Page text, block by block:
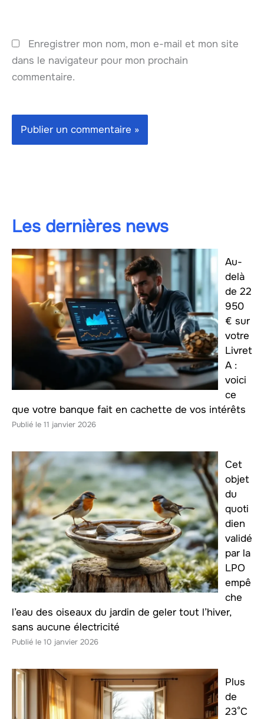
Enregistrer mon nom, mon e-mail et mon site
dans le navigateur pour mon prochain
commentaire.
Les dernières news
Au-
delà
de 22
950
€ sur
votre
Livret
A :
voici
ce
que votre banque fait en cachette de vos intérêts
11 janvier 2026
Cet
objet
du
quoti
dien
validé
par la
LPO
empê
che
l’eau des oiseaux du jardin de geler tout l’hiver,
sans aucune électricité
10 janvier 2026
Plus
de
23°C